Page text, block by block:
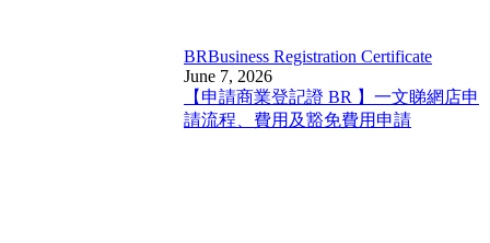
BRBusiness Registration Certificate
June 7, 2026
【申請商業登記證 BR 】一文睇網店申
請流程、費用及豁免費用申請